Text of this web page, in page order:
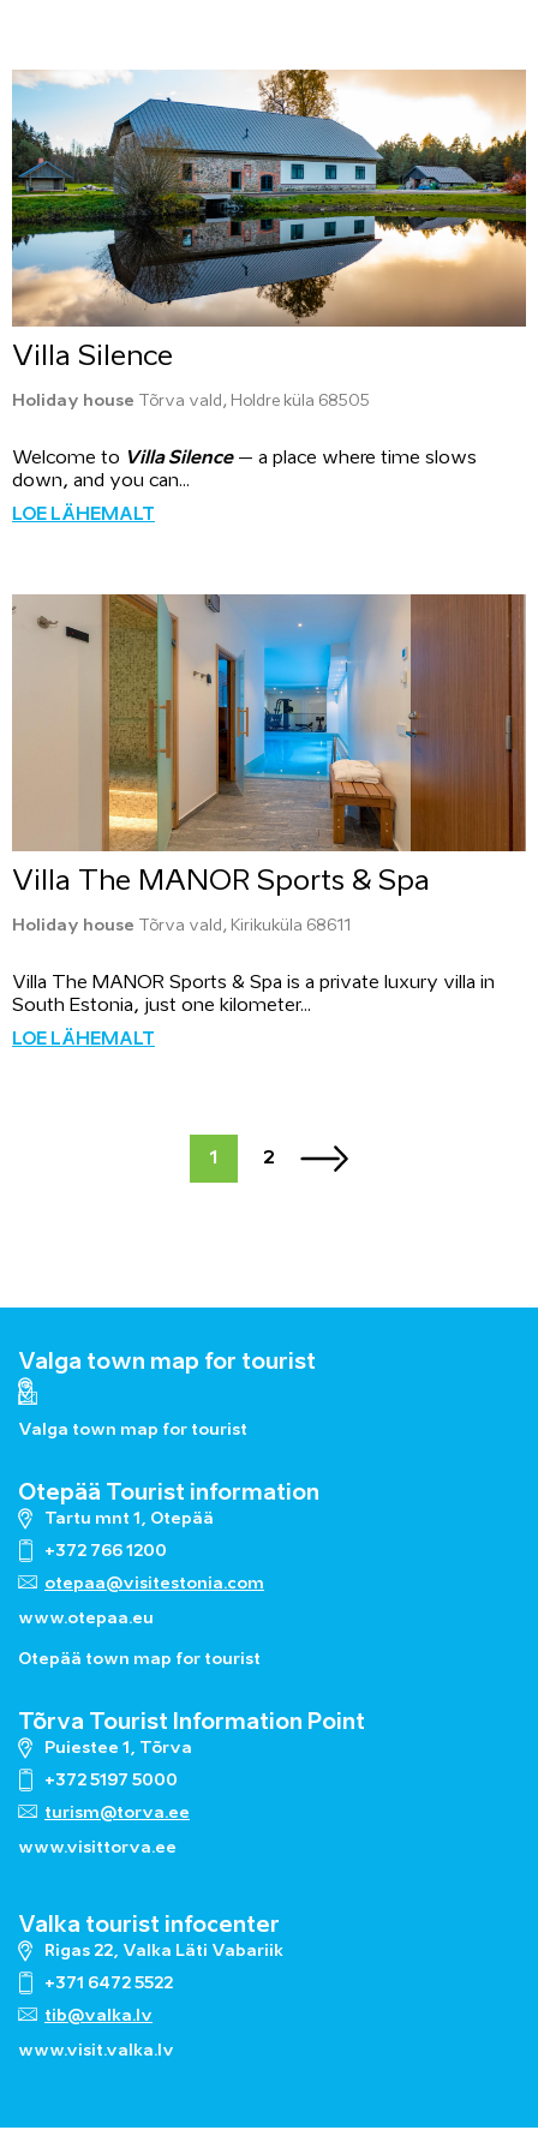
Villa Silence
Holiday house Tõrva vald, Holdre küla 68505
Welcome to Villa Silence– a place where time slows
down, and you can...
LOE LÄHEMALT
Villa The MANOR Sports & Spa
Holiday house Tõrva vald, Kirikuküla 68611
Villa The MANOR Sports & Spa is a private luxury villa in
South Estonia, just one kilometer...
LOE LÄHEMALT
1 2
Valga town map for tourist
Valga town map for tourist
Otepää Tourist information
Tartu mnt 1, Otepää
+372 766 1200
otepaa@visitestonia.com
www.otepaa.eu
Otepää town map for tourist
Tõrva Tourist Information Point
Puiestee 1, Tõrva
+372 5197 5000
turism@torva.ee
www.visittorva.ee
Valka tourist infocenter
Rigas 22, Valka Läti Vabariik
+371 6472 5522
tib@valka.lv
www.visit.valka.lv